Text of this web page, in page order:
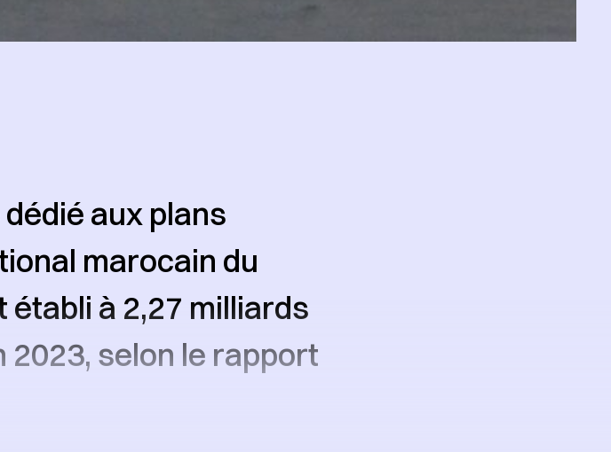
aux plans
marocain du
établi à 2,27 milliards
2023, selon le rapport